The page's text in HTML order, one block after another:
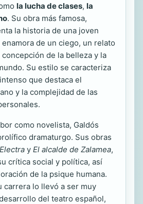
la lucha de clases, la
. Su obra más famosa,
la historia de una joven
de un ciego, un relato
de la belleza y la
Su estilo se caracteriza
que destaca el
y la complejidad de las
como novelista, Galdós
dramaturgo. Sus obras
Electra y El alcalde de Zalamea,
crítica social y política, así
de la psique humana.
carrera lo llevó a ser muy
del teatro español,